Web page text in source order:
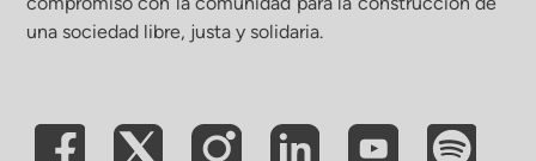
una sociedad libre, justa y solidaria.